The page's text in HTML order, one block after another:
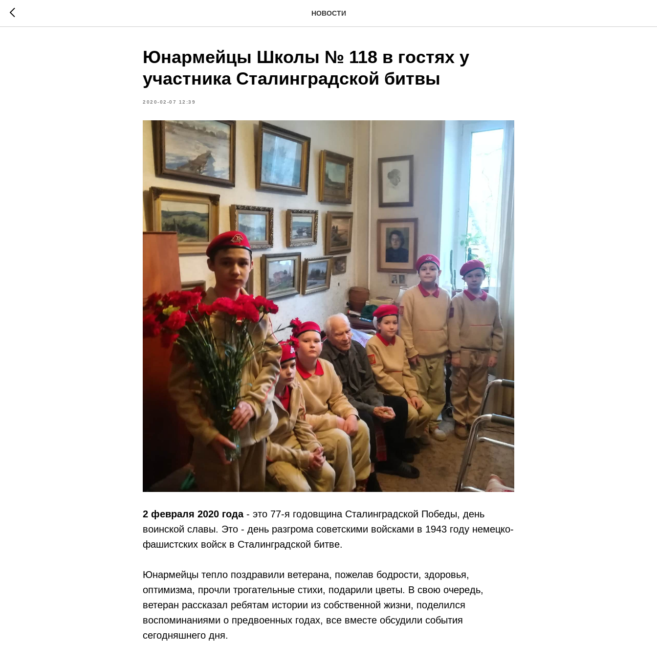
НОВОСТИ
Юнармейцы Школы № 118 в гостях у
участника Сталинградской битвы
2020-02-07 12:39
2 февраля 2020 года- это 77-я годовщина Сталинградской Победы, день
воинской славы. Это - день разгрома советскими войсками в 1943 году немецко-
фашистских войск в Сталинградской битве.
Юнармейцы тепло поздравили ветерана, пожелав бодрости, здоровья,
оптимизма, прочли трогательные стихи, подарили цветы. В свою очередь,
ветеран рассказал ребятам истории из собственной жизни, поделился
воспоминаниями о предвоенных годах, все вместе обсудили события
сегодняшнего дня.